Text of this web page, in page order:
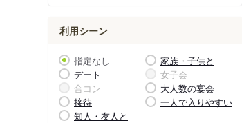
利用シーン
指定なし
家族・子供と
デート
女子会
合コン
大人数の宴会
接待
一人で入りやすい
知人・友人と